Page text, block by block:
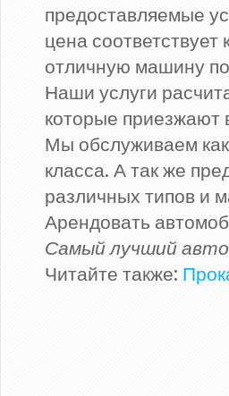
предоставляемые
цена соответствует
отличную машину
Наши услуги
которые приезжают
Мы обслуживаем как
класса. А так же
различных типов и
Арендовать
Самый лучший
Читайте также: